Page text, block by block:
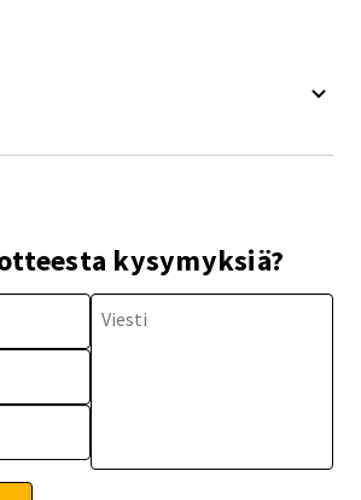
kysymyksiä?